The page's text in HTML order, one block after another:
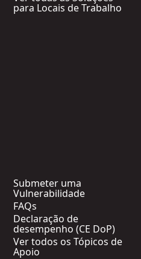
para Locais de Trabalho
Submeter uma
Vulnerabilidade
FAQs
Declaração de
desempenho (CE DoP)
Ver todos os Tópicos de
Apoio